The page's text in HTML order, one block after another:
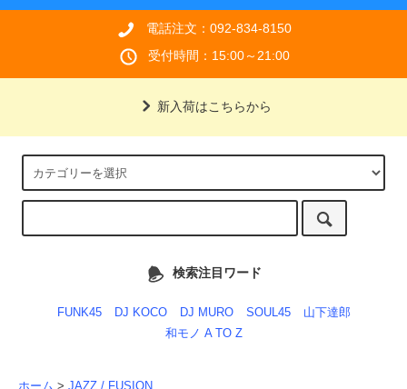
電話注文：092-834-8150
受付時間：15:00～21:00
新入荷はこちらから
検索注目ワード
FUNK45 DJ KOCO DJ MURO SOUL45
山下達郎
和モノ A TO Z
ホーム > JAZZ / FUSION